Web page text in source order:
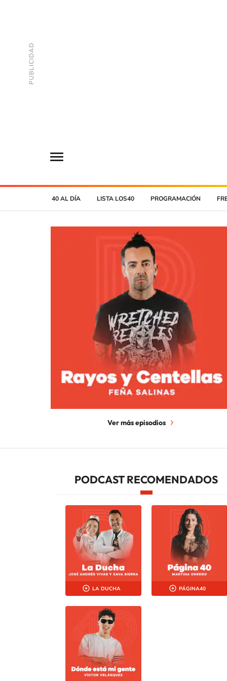
40 AL DÍA LISTA LOS40 PROGRAMACIÓN
Ver más episodios
PODCAST RECOMENDADOS
LA DUCHA PÁGINA40